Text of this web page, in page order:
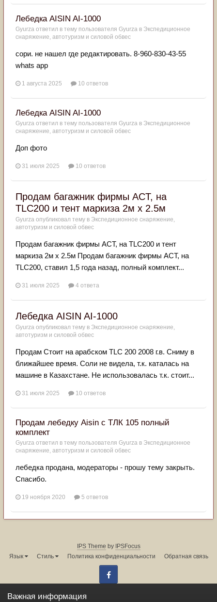
Лебедка AISIN AI-1000
Gyurza ответил в тему пользователя Gyurza в Экспедиционное
снаряжение, автотуризм и силовой обвес
сори. не нашел где редактировать. 8-960-830-43-55
whats app
1 августа 2025 10 ответов
Лебедка AISIN AI-1000
Gyurza ответил в тему пользователя Gyurza в Экспедиционное
снаряжение, автотуризм и силовой обвес
Доп фото
31 июля 2025 10 ответов
Продам багажник фирмы ACT, на
TLC200 и тент маркиза 2м х 2.5м
Gyurza опубликовал тему в Экспедиционное снаряжение,
автотуризм и силовой обвес
Продам багажник фирмы ACT, на TLC200 и тент
маркиза 2м х 2.5м Продам багажник фирмы ACT, на
TLC200, ставил 1,5 года назад, полный комплект...
31 июля 2025 4 ответа
Лебедка AISIN AI-1000
Gyurza опубликовал тему в Экспедиционное снаряжение,
автотуризм и силовой обвес
Продам Стоит на арабском TLC 200 2008 г.в. Сниму в
ближайшее время. Соли не видела, т.к. каталась на
машине в Казахстане. Не использовалась т.к. стоит...
31 июля 2025 10 ответов
Продам лебедку Aisin с ТЛК 105 полный
комплект
Gyurza ответил в тему пользователя Gyurza в Экспедиционное
снаряжение, автотуризм и силовой обвес
лебедка продана, модераторы - прошу тему закрыть.
Спасибо.
19 ноября 2020 5 ответов
IPS Theme by IPSFocus
Язык
Стиль Политика конфиденциальности Обратная связь
Администрация форума:
Важная информация